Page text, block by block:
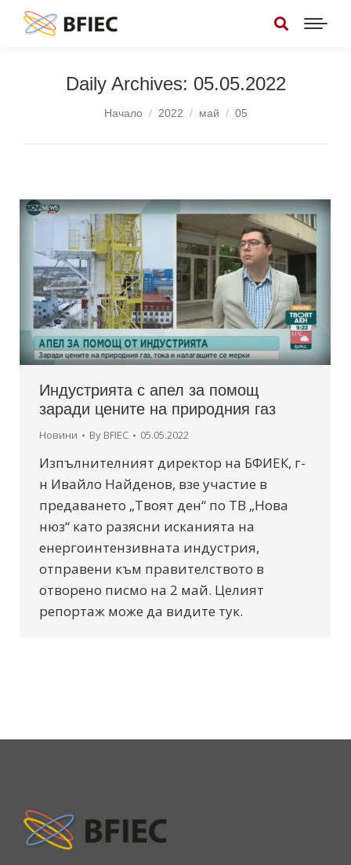
Daily Archives: 05.05.2022
You are here:
Начало 2022 май 05
Индустрията с апел за помощ
заради цените на природния газ
Новини By BFIEC 05.05.2022
Изпълнителният директор на БФИЕК, г-
н Ивайло Найденов, взе участие в
предаването „Твоят ден“ по ТВ „Нова
нюз“ като разясни исканията на
енергоинтензивната индустрия,
отправени към правителството в
отворено писмо на 2 май. Целият
репортаж може да видите тук.